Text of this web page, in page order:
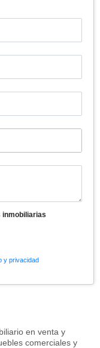
y privacidad
en venta y
comerciales y